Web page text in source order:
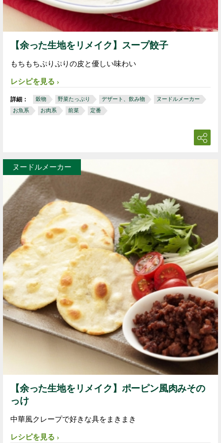
【余った生地をリメイク】スープ餃子
もちもちぷりぷりの皮と優しい味わい
レシピを見る
詳細： 穀物 野菜たっぷり デザート、飲み物
ヌードルメーカー
お魚系
お肉系 前菜 定番
ヌードルメーカー
【余った生地をリメイク】ポーピン風肉みその
っけ
中華風クレープで好きな具をまきまき
レシピを見る